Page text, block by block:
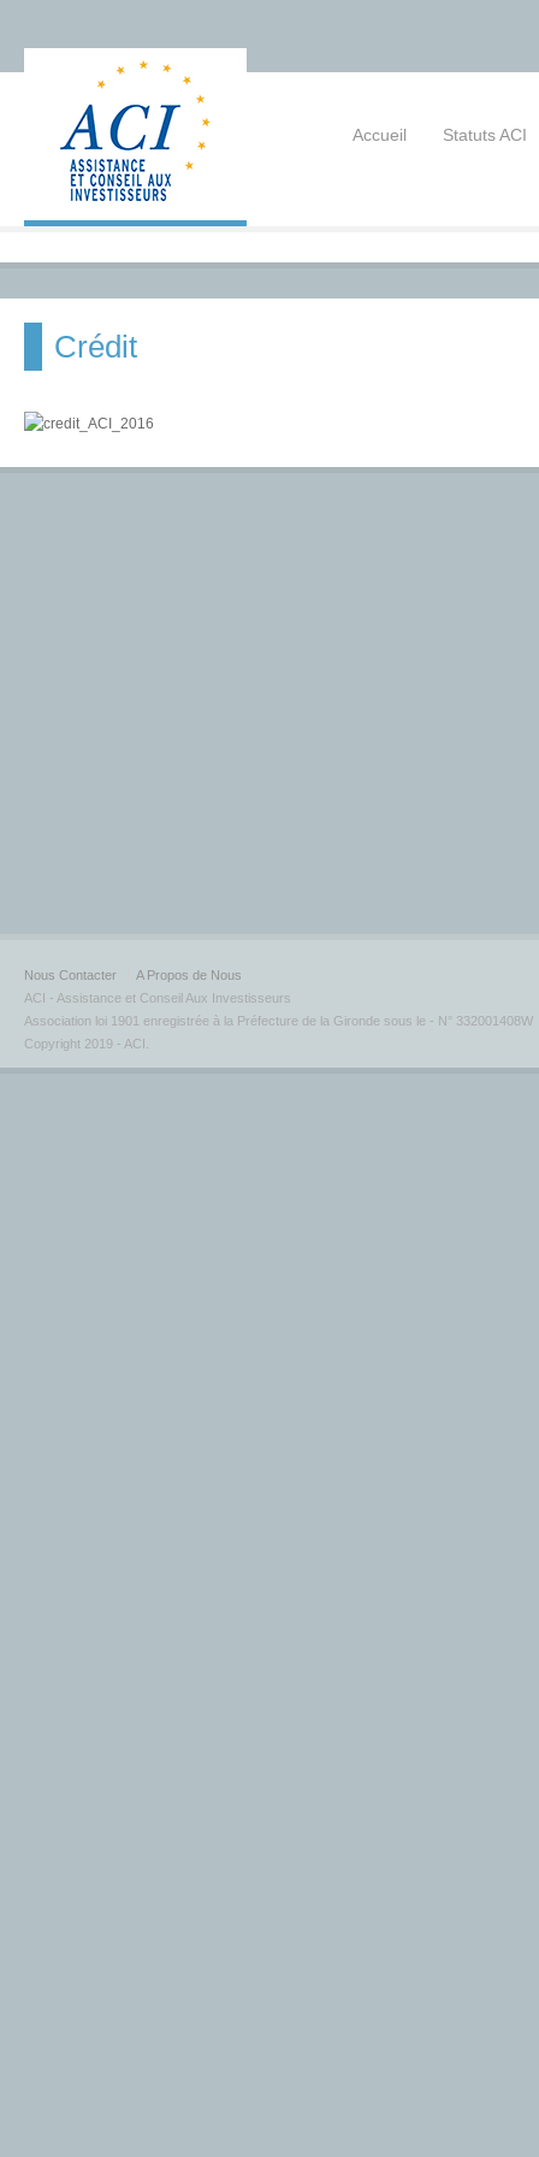
Accueil Statuts ACI
Crédit
Nous Contacter
A Propos de Nous
ACI - Assistance et Conseil Aux Investisseurs
Association loi 1901 enregistrée à la Préfecture de la Gironde sous le - N° 332001408W
Copyright 2019 - ACI.